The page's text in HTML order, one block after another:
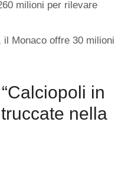
milioni per rilevare
Monaco offre 30 milioni
in
nella